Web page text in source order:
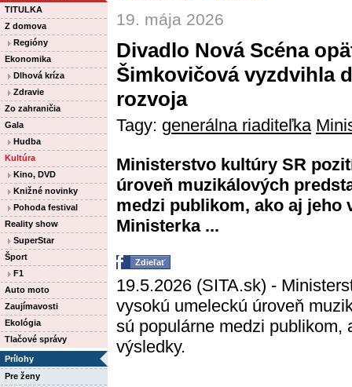
TITULKA
Z domova
Regióny
Ekonomika
Dlhová kríza
Zdravie
Zo zahraničia
Gala
Hudba
Kultúra
Kino, DVD
Knižné novinky
Pohoda festival
Reality show
SuperStar
Šport
F1
Auto moto
Zaujímavosti
Ekológia
Tlačové správy
Prílohy
Pre ženy
19. mája 2026
Divadlo Nová Scéna
Šimkovičová vyzdvihla
rozvoja
Tagy: generálna riaditeľka
Ministerstvo kultúry SR
úroveň muzikálových
medzi publikom, ako aj jeho
Ministerka ...
Zdieľať
19.5.2026 (SITA.sk) -
vysokú umeleckú úroveň
sú populárne medzi publikom,
výsledky.